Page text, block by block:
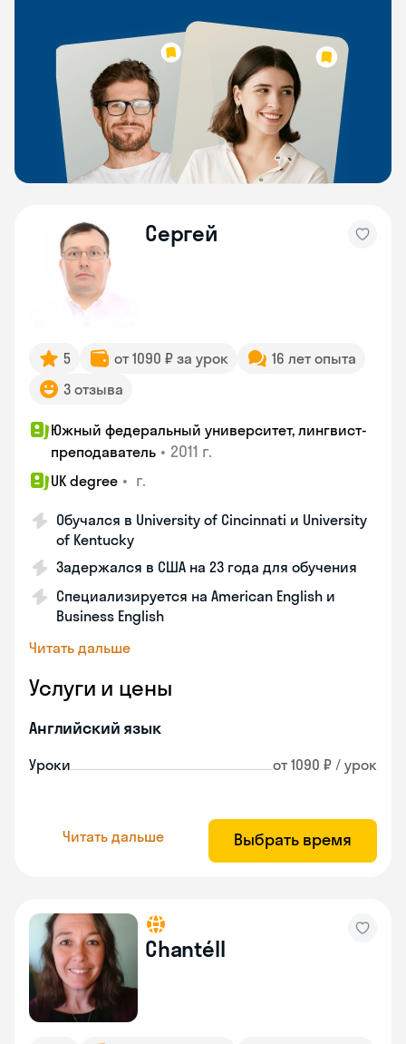
Сергей
5 от 1090 ₽ за урок
16 лет опыта
3 отзыва
Южный федеральный университет, лингвист-
преподаватель • 2011 г.
UK degree • г.
Обучался в University of Cincinnati и University
of Kentucky
Задержался в США на 23 года для обучения
Специализируется на American English и
Business English
Читать дальше
Услуги и цены
Английский язык
Уроки от 1090 ₽ / урок
Читать дальше Выбрать время
Chantéll